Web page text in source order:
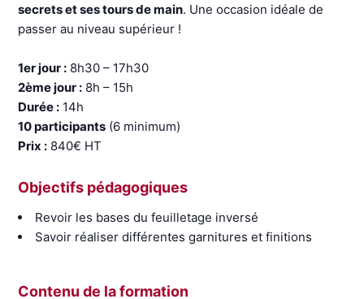
secrets et ses tours de main. Une occasion idéale de
passer au niveau supérieur !
1er jour : 8h30 – 17h30
2ème jour : 8h – 15h
Durée : 14h
10 participants (6 minimum)
Prix : 840€ HT
Objectifs pédagogiques
Revoir les bases du feuilletage inversé
Savoir réaliser différentes garnitures et finitions
Contenu de la formation